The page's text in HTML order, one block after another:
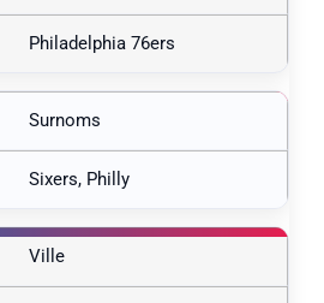
Philadelphia 76ers
Surnoms
Sixers, Philly
Ville